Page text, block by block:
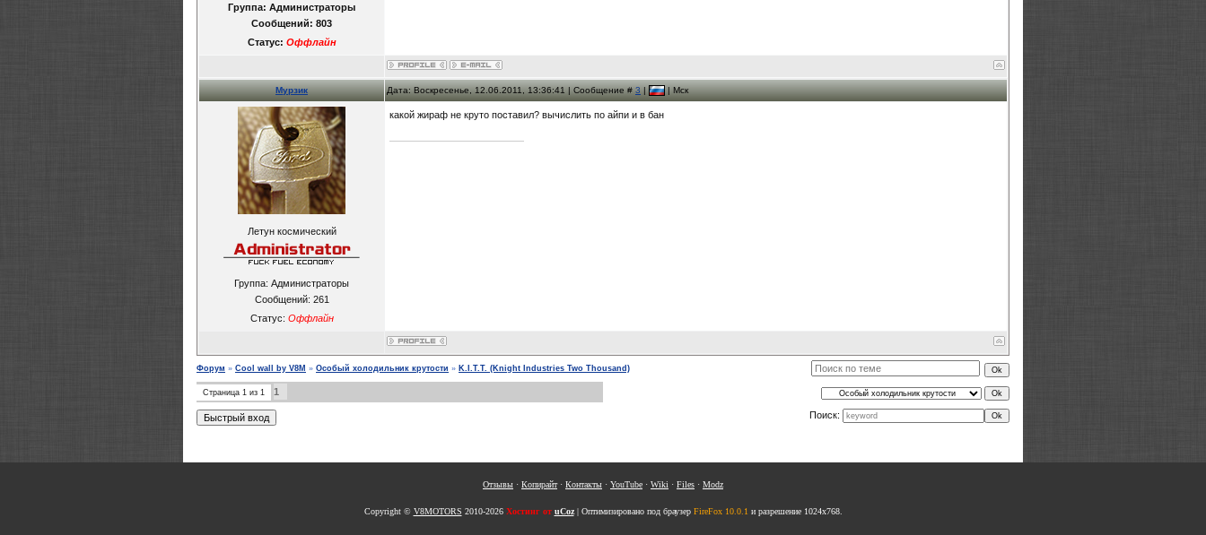
Группа: Администраторы
Сообщений: 803
Статус: Оффлайн
Мурзик Дата: Воскресенье, 12.06.2011, 13:36:41 | Сообщение #3| | Мск
Летун космический
Группа: Администраторы
Сообщений: 261
Статус: Оффлайн
какой жираф не круто поставил? вычислить по айпи и в бан
Форум » Cool wall by V8M » Особый холодильник крутости » K.I.T.T. (Knight Industries Two Thousand)
Страница 1 из 1 1
Поиск:
Отзывы · Копирайт· Контакты · YouTube · Wiki · Files · Modz
Copyright © V8MOTORS 2010-2026 Хостинг от uCoz| Оптимизировано под браузер FireFox 10.0.1 и разрешение 1024х768.